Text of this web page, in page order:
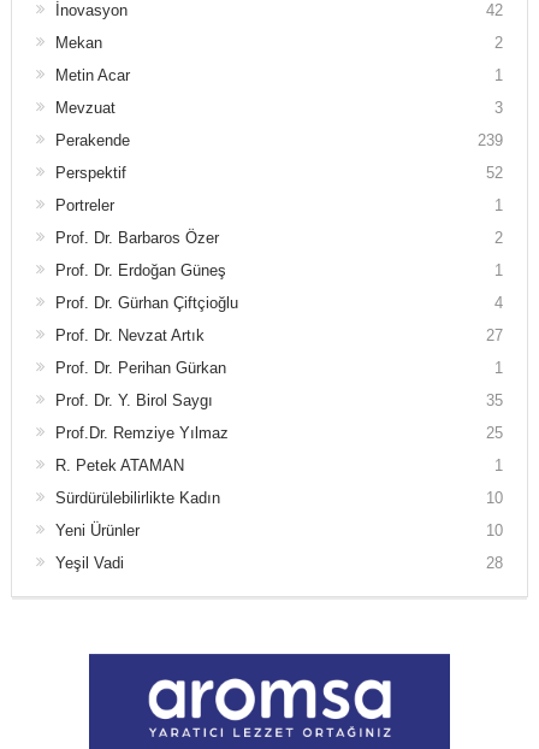
İnovasyon
42
Mekan
2
Metin Acar
1
Mevzuat
3
Perakende
239
Perspektif
52
Portreler
1
Prof. Dr. Barbaros Özer
2
Prof. Dr. Erdoğan Güneş
1
Prof. Dr. Gürhan Çiftçioğlu
4
Prof. Dr. Nevzat Artık
27
Prof. Dr. Perihan Gürkan
1
Prof. Dr. Y. Birol Saygı
35
Prof.Dr. Remziye Yılmaz
25
R. Petek ATAMAN
1
Sürdürülebilirlikte Kadın
10
Yeni Ürünler
10
Yeşil Vadi
28